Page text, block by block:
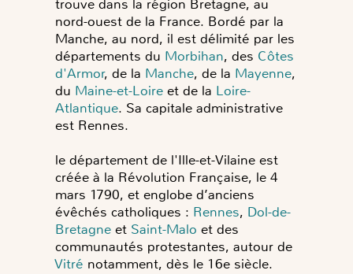
trouve dans la région Bretagne, au
nord-ouest de la France. Bordé par la
Manche, au nord, il est délimité par les
départements du Morbihan, des Côtes
d'Armor, de la Manche, de la Mayenne,
du Maine-et-Loire et de la Loire-
Atlantique. Sa capitale administrative
est Rennes.
le département de l'Ille-et-Vilaine est
créée à la Révolution Française, le 4
mars 1790, et englobe d’anciens
évêchés catholiques : Rennes, Dol-de-
Bretagne et Saint-Malo et des
communautés protestantes, autour de
Vitré notamment, dès le 16e siècle.